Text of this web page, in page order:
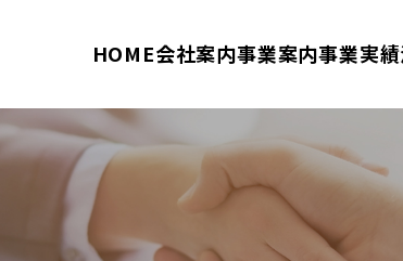
HOME会社案内事業案内事業実績